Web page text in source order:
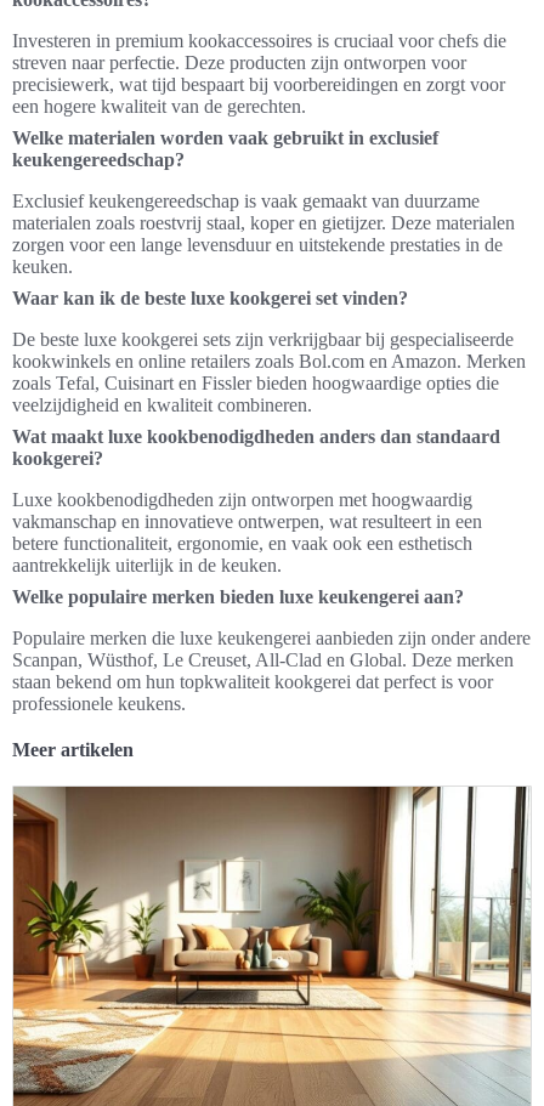
Investeren in premium kookaccessoires is cruciaal voor chefs die
streven naar perfectie. Deze producten zijn ontworpen voor
precisiewerk, wat tijd bespaart bij voorbereidingen en zorgt voor
een hogere kwaliteit van de gerechten.
Welke materialen worden vaak gebruikt in exclusief
keukengereedschap?
Exclusief keukengereedschap is vaak gemaakt van duurzame
materialen zoals roestvrij staal, koper en gietijzer. Deze materialen
zorgen voor een lange levensduur en uitstekende prestaties in de
keuken.
Waar kan ik de beste luxe kookgerei set vinden?
De beste luxe kookgerei sets zijn verkrijgbaar bij gespecialiseerde
kookwinkels en online retailers zoals Bol.com en Amazon. Merken
zoals Tefal, Cuisinart en Fissler bieden hoogwaardige opties die
veelzijdigheid en kwaliteit combineren.
Wat maakt luxe kookbenodigdheden anders dan standaard
kookgerei?
Luxe kookbenodigdheden zijn ontworpen met hoogwaardig
vakmanschap en innovatieve ontwerpen, wat resulteert in een
betere functionaliteit, ergonomie, en vaak ook een esthetisch
aantrekkelijk uiterlijk in de keuken.
Welke populaire merken bieden luxe keukengerei aan?
Populaire merken die luxe keukengerei aanbieden zijn onder andere
Scanpan, Wüsthof, Le Creuset, All-Clad en Global. Deze merken
staan bekend om hun topkwaliteit kookgerei dat perfect is voor
professionele keukens.
Meer artikelen